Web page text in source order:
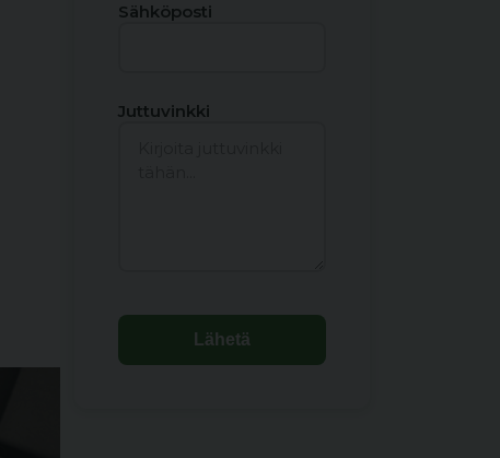
Sähköposti
Juttuvinkki
Lähetä